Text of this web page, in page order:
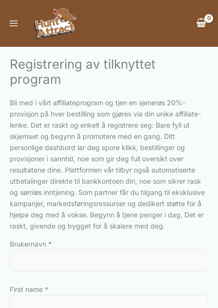
Registrering av tilknyttet
program
Bli med i vårt affiliateprogram og tjen en sjenerøs 20%-
provisjon på hver bestilling som gjøres via din unike affiliate-
lenke. Det er raskt og enkelt å registrere seg: Bare fyll ut
skjemaet og begynn å promotere med en gang. Ditt
personlige dashbord lar deg spore klikk, bestillinger og
provisjoner i sanntid, noe som gir deg full oversikt over
resultatene dine. Plattformen vår tilbyr også automatiserte
utbetalinger direkte til bankkontoen din, noe som sikrer rask
og sømløs inntjening. Som partner får du tilgang til eksklusive
kampanjer, markedsføringsressurser og dedikert støtte for å
hjelpe deg med å vokse. Begynn å tjene penger i dag. Det er
raskt, givende og bygget for å skalere med deg.
Brukernavn *
First name *